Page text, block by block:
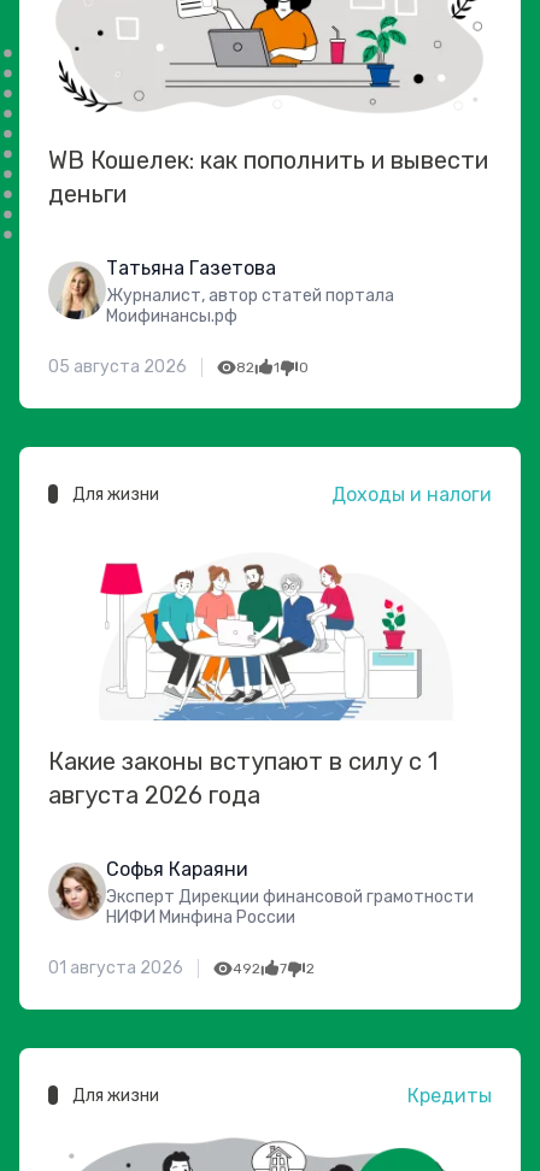
WB Кошелек: как пополнить и вывести
деньги
Татьяна Газетова
Журналист, автор статей портала
Моифинансы.рф
05 августа 2026 82 1 0
Для жизни Доходы и налоги
Какие законы вступают в силу с 1
августа 2026 года
Софья Караяни
Эксперт Дирекции финансовой грамотности
НИФИ Минфина России
01 августа 2026 492 7 2
Для жизни Кредиты